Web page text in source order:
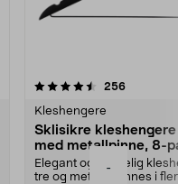
-
256
Kleshengere
Sklisikre
med metallpinne, 8-
Elegant og skikkelig
tre og metall – finnes i
4.5av 5 stjerner